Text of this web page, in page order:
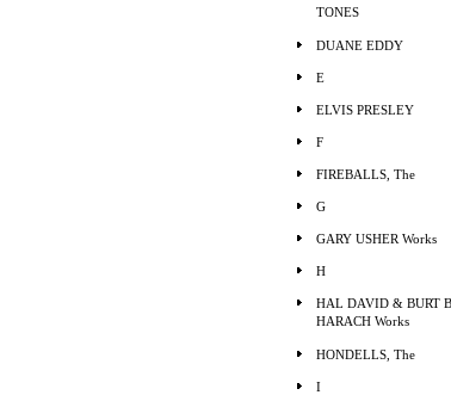
TONES
DUANE EDDY
E
ELVIS PRESLEY
F
FIREBALLS, The
G
GARY USHER Works
H
HAL DAVID & BURT
HARACH Works
HONDELLS, The
I